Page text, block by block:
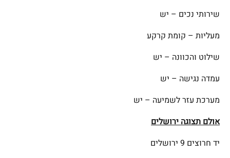
שירותי נכים – יש
מעליות – קומת קרקע
שילוט והכוונה – יש
עמדה נגישה – יש
מערכת עזר לשמיעה – יש
אולם תצוגה ירושלים
יד חרוצים 9 ירושלים